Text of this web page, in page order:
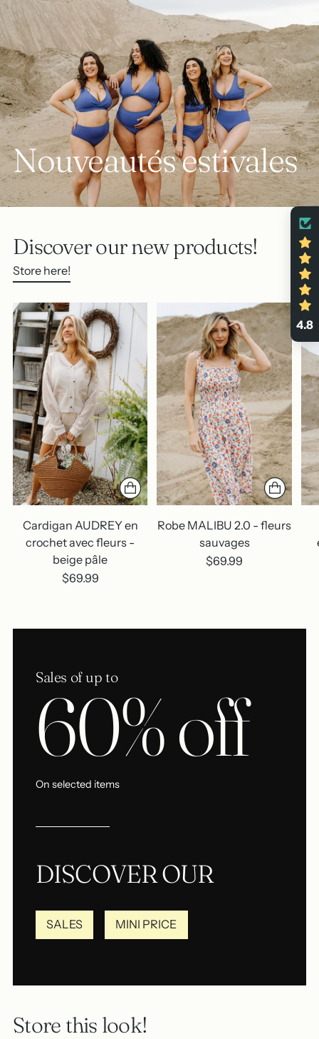
Nouveautés estivales
Discover our new products!
Store here!
Cardigan AUDREY en
crochet avec fleurs -
beige pâle
$69.99
Robe MALIBU 2.0 - fleurs
sauvages
$69.99
Sales of up to
60% off
On selected items
DISCOVER OUR
SALES MINI PRICE
Store this look!
4.8